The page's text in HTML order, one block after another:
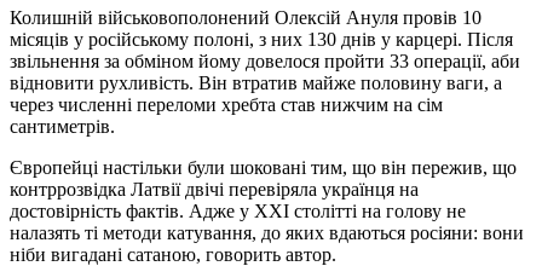
Колишній військовополонений Олексій Ануля провів 10
місяців у російському полоні, з них 130 днів у карцері. Після
звільнення за обміном йому довелося пройти 33 операції, аби
відновити рухливість. Він втратив майже половину ваги, а
через численні переломи хребта став нижчим на сім
сантиметрів.
Європейці настільки були шоковані тим, що він пережив, що
контррозвідка Латвії двічі перевіряла українця на
достовірність фактів. Адже у ХХІ столітті на голову не
налазять ті методи катування, до яких вдаються росіяни: вони
ніби вигадані сатаною, говорить автор.